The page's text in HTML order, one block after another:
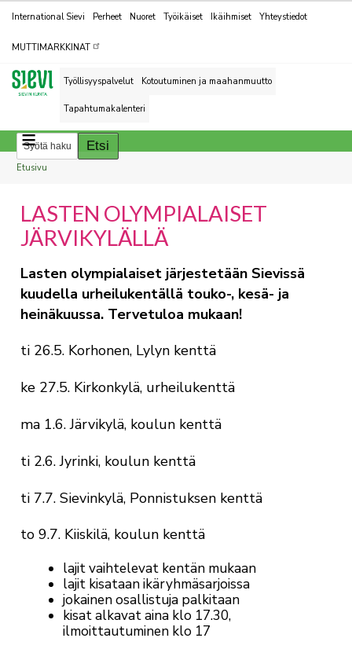
Kohderyhmät
International Sievi Perheet Nuoret Työikäiset Ikäihmiset Yhteystiedot
MUTTIMARKKINAT
Työllisyyspalvelut Kotoutuminen ja maahanmuutto
Tapahtumakalenteri
Breadcrumbs
You
here:
Etusivu
LASTEN OLYMPIALAISET
JÄRVIKYLÄLLÄ
Lasten olympialaiset järjestetään Sievissä
kuudella urheilukentällä touko-, kesä- ja
heinäkuussa. Tervetuloa mukaan!
ti 26.5. Korhonen, Lylyn kenttä
ke 27.5. Kirkonkylä, urheilukenttä
ma 1.6. Järvikylä, koulun kenttä
ti 2.6. Jyrinki, koulun kenttä
ti 7.7. Sievinkylä, Ponnistuksen kenttä
to 9.7. Kiiskilä, koulun kenttä
lajit vaihtelevat kentän mukaan
lajit kisataan ikäryhmäsarjoissa
jokainen osallistuja palkitaan
kisat alkavat aina klo 17.30,
ilmoittautuminen klo 17